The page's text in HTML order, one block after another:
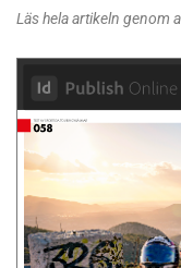
Läs hela artikeln genom